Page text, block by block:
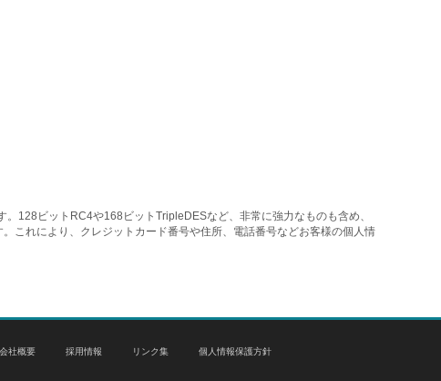
128ビットRC4や168ビットTripleDESなど、非常に強力なものも含め、
これにより、クレジットカード番号や住所、電話番号などお客様の個人情
会社概要 採用情報 リンク集 個人情報保護方針